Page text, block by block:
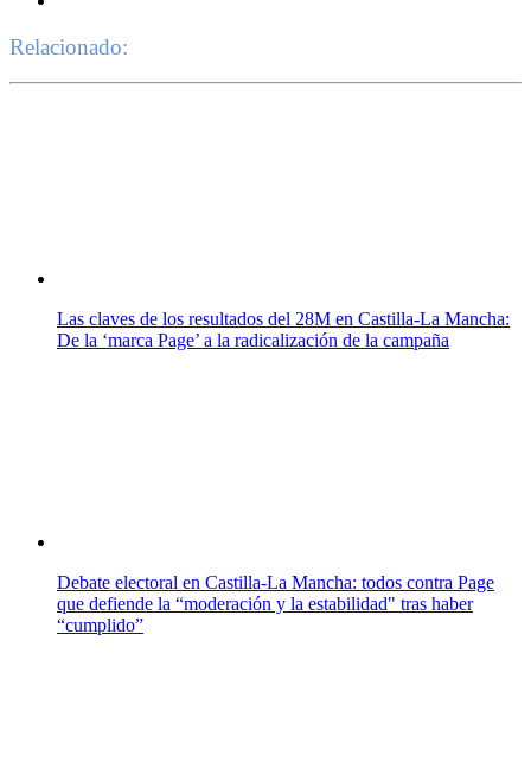
Relacionado:
Las claves de los resultados del 28M en Castilla-La Mancha:
De la ‘marca Page’ a la radicalización de la campaña
Debate electoral en Castilla-La Mancha: todos contra Page
que defiende la “moderación y la estabilidad" tras haber
“cumplido”